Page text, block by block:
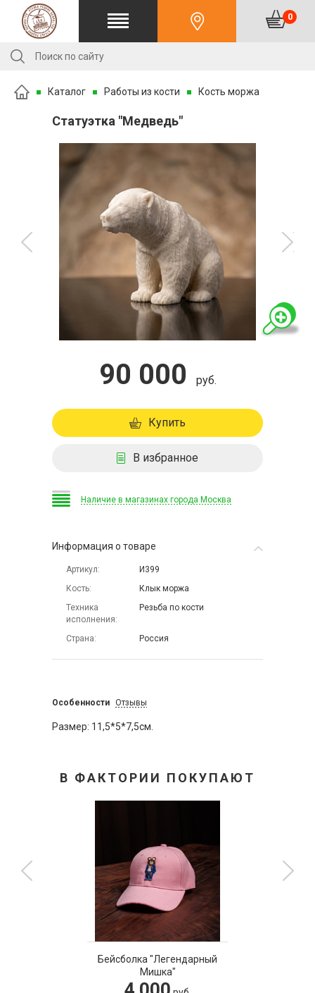
0
Каталог Работы из кости Кость моржа
Статуэтка "Медведь"
90 000 руб.
Купить
В избранное
Наличие в магазинах города Москва
Информация о товаре
Артикул
И399
Кость
Клык моржа
Техника
исполнения
Резьба по кости
Страна Россия
Особенности Отзывы
Размер: 11,5*5*7,5см.
В ФАКТОРИИ ПОКУПАЮТ
Бейсболка "Легендарный
Мишка"